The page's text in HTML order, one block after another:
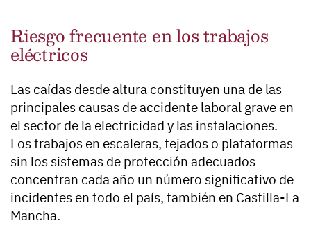
Riesgo frecuente en los trabajos
eléctricos
Las caídas desde altura constituyen una de las
principales causas de accidente laboral grave en
el sector de la electricidad y las instalaciones.
Los trabajos en escaleras, tejados o plataformas
sin los sistemas de protección adecuados
concentran cada año un número significativo de
incidentes en todo el país, también en Castilla-La
Mancha.